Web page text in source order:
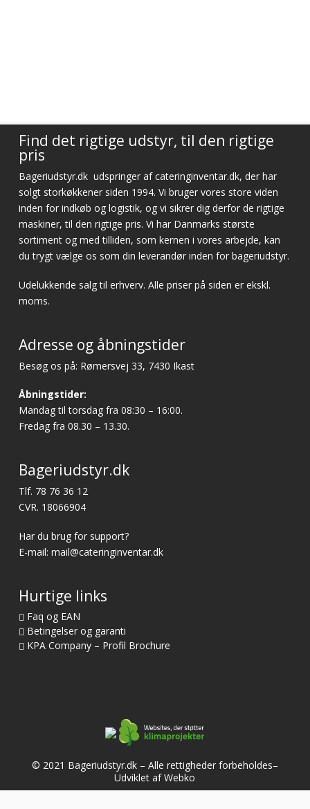
Find det rigtige udstyr, til den rigtige
pris
Bageriudstyr.dk udspringer af cateringinventar.dk, der har
solgt storkøkkener siden 1994. Vi bruger vores store viden
inden for indkøb og logistik, og vi sikrer dig derfor de rigtige
maskiner, til den rigtige pris. Vi har Danmarks største
sortiment og med tilliden, som kernen i vores arbejde, kan
du trygt vælge os som din leverandør inden for bageriudstyr.
Udelukkende salg til erhverv. Alle priser på siden er ekskl.
moms.
Adresse og åbningstider
Besøg os på: Rømersvej 33, 7430 Ikast
Åbningstider:
Mandag til torsdag fra 08:30 – 16:00.
Fredag fra 08.30 – 13.30.
Bageriudstyr.dk
Tlf. 78 76 36 12
CVR. 18066904
Har du brug for support?
E-mail: mail@cateringinventar.dk
Hurtige links
Faq og EAN
Betingelser og garanti
KPA Company – Profil Brochure
© 2021 Bageriudstyr.dk – Alle rettigheder forbeholdes–
Udviklet af Webko